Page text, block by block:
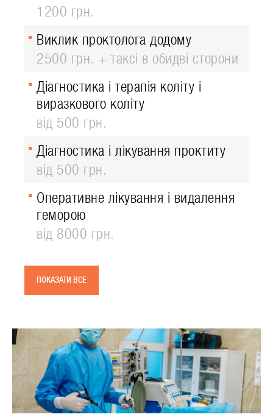
1200 грн.
Виклик проктолога додому
2500 грн. + таксі в обидві сторони
Діагностика і терапія коліту і
виразкового коліту
від 500 грн.
Діагностика і лікування проктиту
від 500 грн.
Оперативне лікування і видалення
геморою
від 8000 грн.
ПОКАЗАТИ ВСЕ